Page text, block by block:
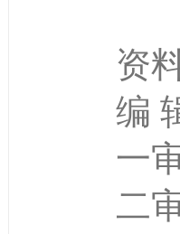
资料
编 辑
一审
二审